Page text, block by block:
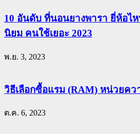
10 อันดับ ที่นอนยางพารา ยี่ห้อ
นิยม คนใช้เยอะ 2023
พ.ย. 3, 2023
วิธีเลือกซื้อแรม (RAM) หน่วยค
ต.ค. 6, 2023